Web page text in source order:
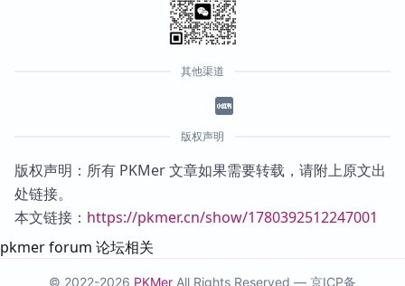
其他渠道
版权声明
版权声明：所有 PKMer 文章如果需要转载，请附上原文出
处链接。
本文链接： https://pkmer.cn/show/1780392512247001
pkmer forum 论坛相关
© 2022-2026 PKMer All Rights Reserved — 京ICP备